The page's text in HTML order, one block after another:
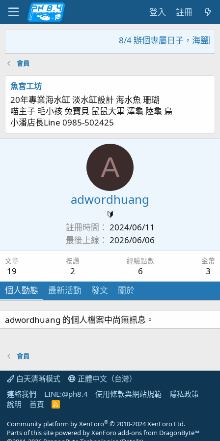
登入 註冊
8/4 辦個專屬日子，海鹽
會員
魚宮工坊
20年專業海水缸 淡水缸設計 海水魚 珊瑚
喵主子 毛小孩 兔寶貝 鼠鼠大軍 澤龜 陸龜 鳥
小潘店長Line 0985-502425
A
adwordhuang
🔰
註冊時間
2024/06/11
最後上線
2026/06/06
文章
19
按讚
2
經驗點數
6
金幣
3
個人動態
最新活動 發文 關於
adwordhuang 的個人檔案中尚無訊息。
會員
白天清晰模式
正體中文（台灣）
連絡我們
LINE:@ph8.4 使用條款與網站規範
隱私政策
說明
首頁
R
Community platform by XenForo® © 2010-2024 XenForo Ltd.
Parts of this site powered byXenForo add-ons from DragonByte™